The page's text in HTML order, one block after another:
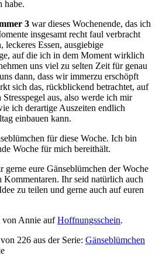
habe.
3 war dieses Wochenende, das ich
insgesamt recht faul verbracht
Essen, ausgiebige
auf die ich in dem Moment wirklich
uns viel zu selten Zeit für genau
dann, dass wir immerzu erschöpft
sich das, rückblickend betrachtet, auf
aus, also werde ich mir
ich derartige Auszeiten endlich
einbauen kann.
für diese Woche. Ich bin
Woche für mich bereithält.
gerne eure Gänseblümchen der Woche
Kommentaren. Ihr seid natürlich auch
zu teilen und gerne auch auf euren
von Annie aufHoffnungsschein.
226 aus der Serie: Gänseblümchen